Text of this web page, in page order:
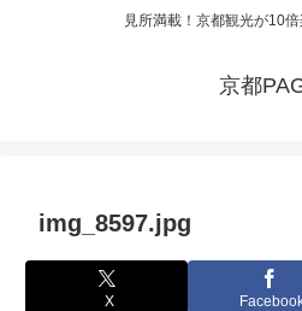
見所満載！京都観光が10
京都
img_8597.jpg
X